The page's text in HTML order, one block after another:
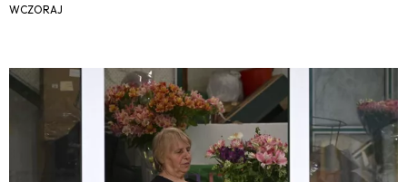
WCZORAJ